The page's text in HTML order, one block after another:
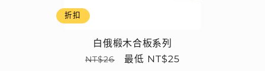
折扣
白俄椴木合板系列
定
NT$26
售
最低 NT$25